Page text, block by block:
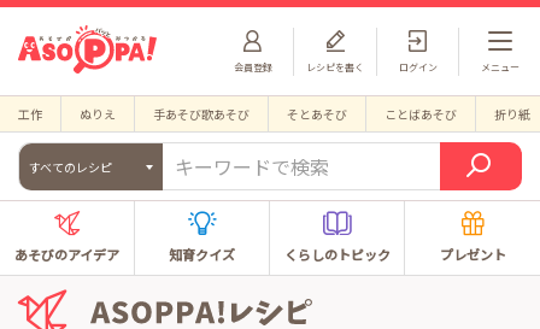
会員登録 ログイン
レシピを書く メニュー
工作 ぬりえ 手あそび歌あそび そとあそび ことばあそび 折り紙
すべてのレシピ
あそびのアイデア 知育クイズ くらしのトピック プレゼント